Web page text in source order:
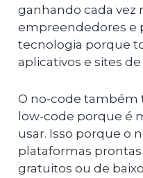
ganhando cada vez
empreendedores e
tecnologia porque
aplicativos e sites
O no-code também
low-code porque é
usar. Isso porque o
plataformas
gratuitos ou de